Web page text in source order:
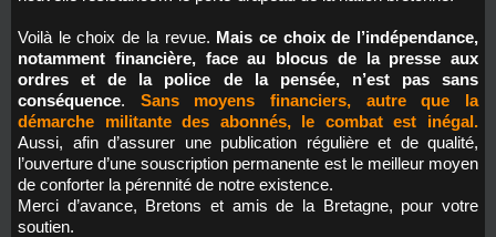
Voilà le choix de la revue. Mais ce choix de l’indépendance,
notamment financière, face au blocus de la presse aux
ordres et de la police de la pensée, n’est pas sans
conséquence. Sans moyens financiers, autre que la
démarche militante des abonnés, le combat est inégal.
Aussi, afin d’assurer une publication régulière et de qualité,
l’ouverture d’une souscription permanente est le meilleur moyen
de conforter la pérennité de notre existence.
Merci d’avance, Bretons et amis de la Bretagne, pour votre
soutien.